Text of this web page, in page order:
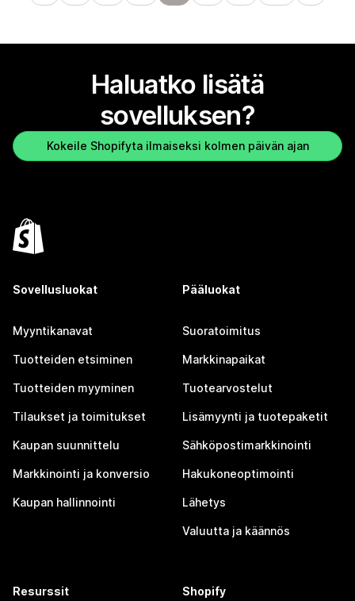
Haluatko lisätä
sovelluksen?
Kokeile Shopifyta ilmaiseksi kolmen päivän ajan
Sovellusluokat
Myyntikanavat
Tuotteiden etsiminen
Tuotteiden myyminen
Tilaukset ja toimitukset
Kaupan suunnittelu
Markkinointi ja konversio
Kaupan hallinnointi
Pääluokat
Suoratoimitus
Markkinapaikat
Tuotearvostelut
Lisämyynti ja tuotepaketit
Sähköpostimarkkinointi
Hakukoneoptimointi
Lähetys
Valuutta ja käännös
Resurssit Shopify